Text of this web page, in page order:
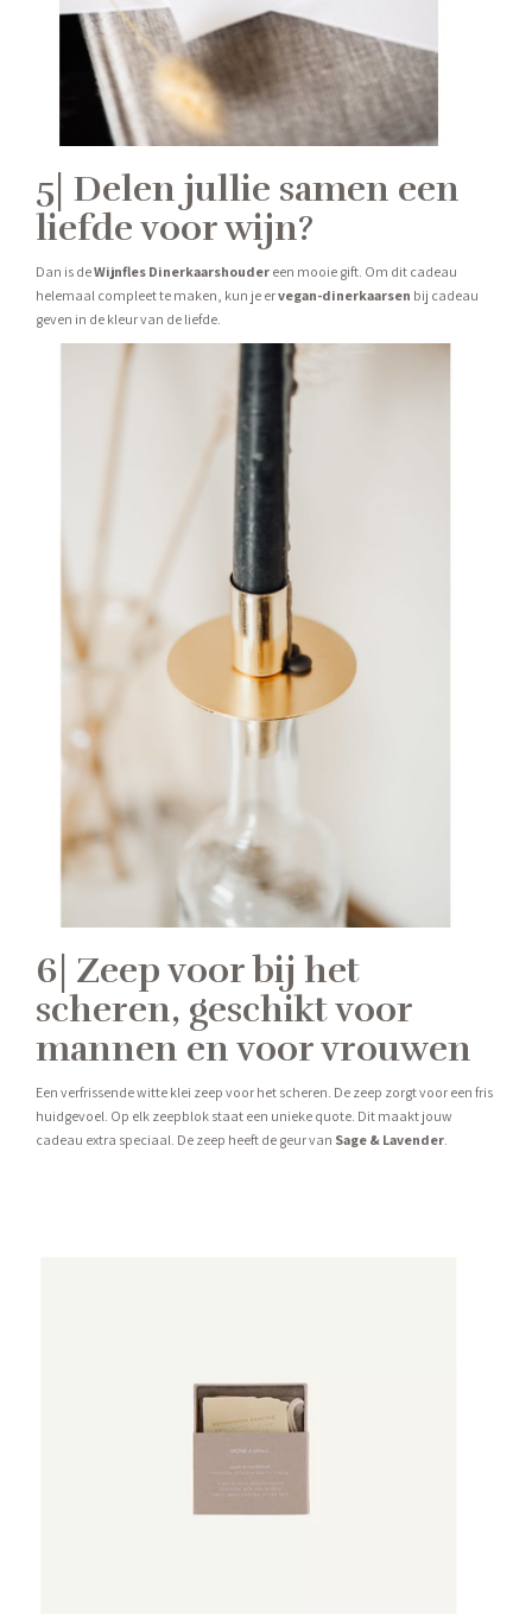
5| Delen jullie samen een
liefde voor wijn?
Dan is deWijnfles Dinerkaarshouder een mooie gift. Om dit cadeau
helemaal compleet te maken, kun je ervegan-dinerkaarsen bij cadeau
geven in de kleur van de liefde.
6| Zeep voor bij het
scheren, geschikt voor
mannen en voor vrouwen
Een verfrissende witte klei zeep voor het scheren. De zeep zorgt voor een fris
huidgevoel. Op elk zeepblok staat een unieke quote. Dit maakt jouw
cadeau extra speciaal. De zeep heeft de geur van Sage & Lavender.